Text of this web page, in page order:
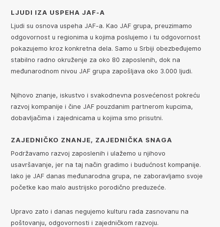
LJUDI IZA USPEHA JAF-A
Ljudi su osnova uspeha JAF-a. Kao JAF grupa, preuzimamo
odgovornost u regionima u kojima poslujemo i tu odgovornost
pokazujemo kroz konkretna dela. Samo u Srbiji obezbeđujemo
stabilno radno okruženje za oko 80 zaposlenih, dok na
međunarodnom nivou JAF grupa zapošljava oko 3.000 ljudi.
Njihovo znanje, iskustvo i svakodnevna posvećenost pokreću
razvoj kompanije i čine JAF pouzdanim partnerom kupcima,
dobavljačima i zajednicama u kojima smo prisutni.
ZAJEDNIČKO ZNANJE, ZAJEDNIČKA SNAGA
Podržavamo razvoj zaposlenih i ulažemo u njihovo
usavršavanje, jer na taj način gradimo i budućnost kompanije.
Iako je JAF danas međunarodna grupa, ne zaboravljamo svoje
početke kao malo austrijsko porodično preduzeće.
Upravo zato i danas negujemo kulturu rada zasnovanu na
poštovanju, odgovornosti i zajedničkom razvoju.